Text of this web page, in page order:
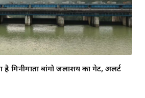
मिनीमाता बांगो जलाशय का गेट, अलर्ट